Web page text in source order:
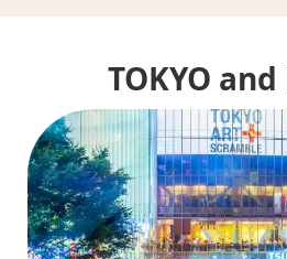
TOKYO and